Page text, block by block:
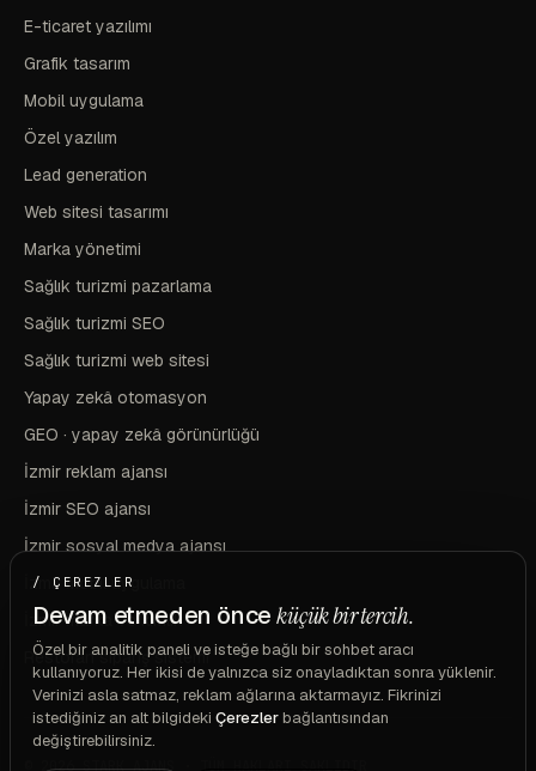
E-ticaret yazılımı
Grafik tasarım
Mobil uygulama
Özel yazılım
Lead generation
Web sitesi tasarımı
Marka yönetimi
Sağlık turizmi pazarlama
Sağlık turizmi SEO
Sağlık turizmi web sitesi
Yapay zekâ otomasyon
GEO · yapay zekâ görünürlüğü
İzmir reklam ajansı
İzmir SEO ajansı
İzmir sosyal medya ajansı
İzmir mobil uygulama
İzmir marka ve kimlik
Restoran sipariş sistemi
© 2026 STARK AJANS · TÜM HAKLARI SAKLIDIR
/ ÇEREZLER
Devam etmeden önceküçük bir tercih.
Özel bir analitik paneli ve isteğe bağlı bir sohbet aracı
kullanıyoruz. Her ikisi de yalnızca siz onayladıktan sonra yüklenir.
Verinizi asla satmaz, reklam ağlarına aktarmayız. Fikrinizi
istediğiniz an alt bilgideki Çerezlerbağlantısından
değiştirebilirsiniz.